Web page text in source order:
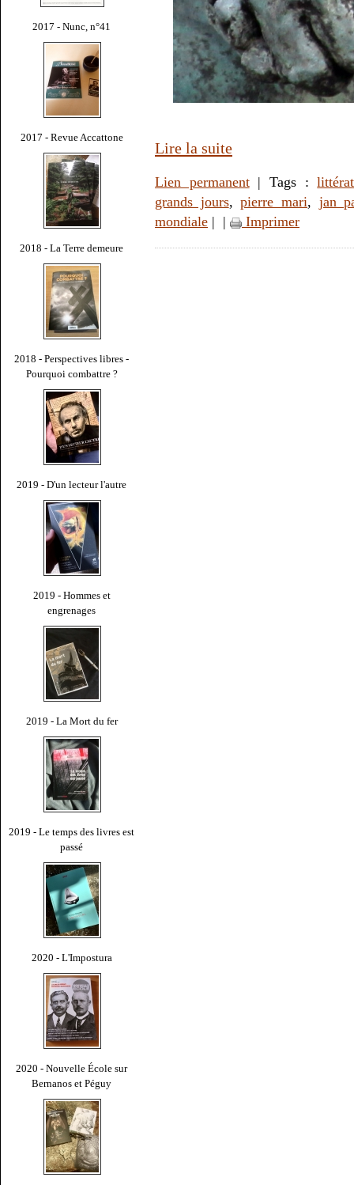
2017 - Nunc, n°41
2017 - Revue Accattone
2018 - La Terre demeure
2018 - Perspectives libres -
Pourquoi combattre ?
2019 - D'un lecteur l'autre
2019 - Hommes et
engrenages
2019 - La Mort du fer
2019 - Le temps des livres est
passé
2020 - L'Impostura
2020 - Nouvelle École sur
Bernanos et Péguy
Lire la suite
Lien permanent| Tags :
grands jours,pierre mari, jan
mondiale | | Imprimer